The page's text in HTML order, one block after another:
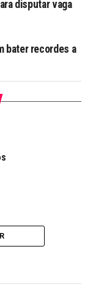
disputar vaga
bater recordes a